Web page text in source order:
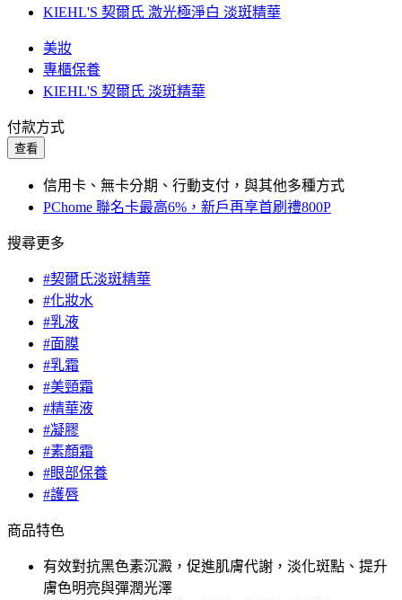
KIEHL'S 契爾氏 激光極淨白 淡斑精華
美妝
專櫃保養
KIEHL'S 契爾氏 淡斑精華
付款方式
查看
信用卡、無卡分期、行動支付，與其他多種方式
PChome 聯名卡最高6%，新戶再享首刷禮800P
搜尋更多
#契爾氏淡斑精華
#化妝水
#乳液
#面膜
#乳霜
#美頸霜
#精華液
#凝膠
#素顏霜
#眼部保養
#護唇
商品特色
有效對抗黑色素沉澱，促進肌膚代謝，淡化斑點、提升
膚色明亮與彈潤光澤